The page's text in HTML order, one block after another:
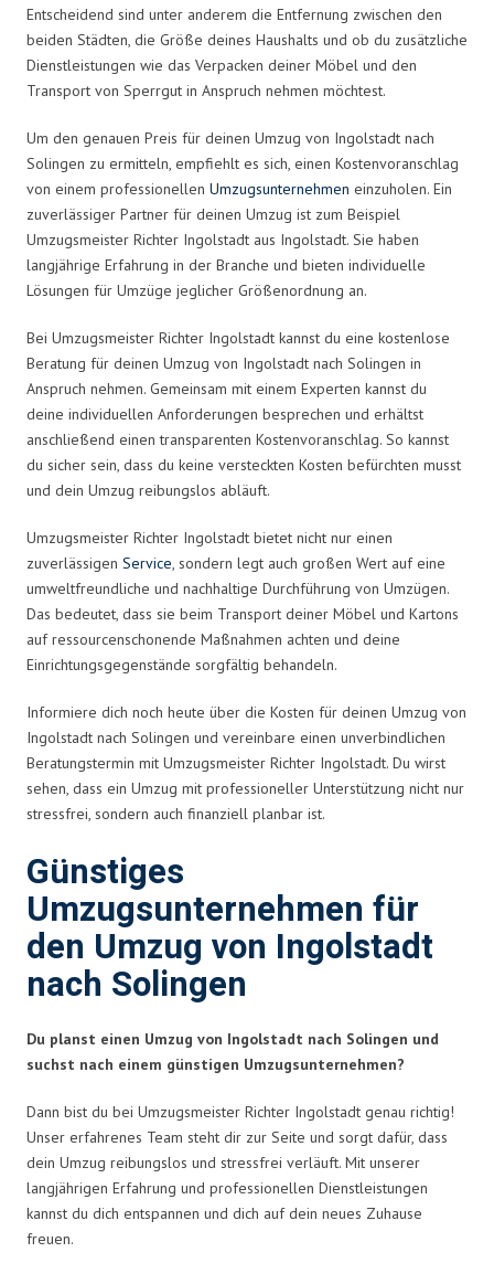
Entscheidend sind unter anderem die Entfernung zwischen den
beiden Städten, die Größe deines Haushalts und ob du zusätzliche
Dienstleistungen wie das Verpacken deiner Möbel und den
Transport von Sperrgut in Anspruch nehmen möchtest.
Um den genauen Preis für deinen Umzug von Ingolstadt nach
Solingen zu ermitteln, empfiehlt es sich, einen Kostenvoranschlag
von einem professionellen Umzugsunternehmen einzuholen. Ein
zuverlässiger Partner für deinen Umzug ist zum Beispiel
Umzugsmeister Richter Ingolstadt aus Ingolstadt. Sie haben
langjährige Erfahrung in der Branche und bieten individuelle
Lösungen für Umzüge jeglicher Größenordnung an.
Bei Umzugsmeister Richter Ingolstadt kannst du eine kostenlose
Beratung für deinen Umzug von Ingolstadt nach Solingen in
Anspruch nehmen. Gemeinsam mit einem Experten kannst du
deine individuellen Anforderungen besprechen und erhältst
anschließend einen transparenten Kostenvoranschlag. So kannst
du sicher sein, dass du keine versteckten Kosten befürchten musst
und dein Umzug reibungslos abläuft.
Umzugsmeister Richter Ingolstadt bietet nicht nur einen
zuverlässigen Service, sondern legt auch großen Wert auf eine
umweltfreundliche und nachhaltige Durchführung von Umzügen.
Das bedeutet, dass sie beim Transport deiner Möbel und Kartons
auf ressourcenschonende Maßnahmen achten und deine
Einrichtungsgegenstände sorgfältig behandeln.
Informiere dich noch heute über die Kosten für deinen Umzug von
Ingolstadt nach Solingen und vereinbare einen unverbindlichen
Beratungstermin mit Umzugsmeister Richter Ingolstadt. Du wirst
sehen, dass ein Umzug mit professioneller Unterstützung nicht nur
stressfrei, sondern auch finanziell planbar ist.
Günstiges
Umzugsunternehmen für
den Umzug von Ingolstadt
nach Solingen
Du planst einen Umzug von Ingolstadt nach Solingen und
suchst nach einem günstigen Umzugsunternehmen?
Dann bist du bei Umzugsmeister Richter Ingolstadt genau richtig!
Unser erfahrenes Team steht dir zur Seite und sorgt dafür, dass
dein Umzug reibungslos und stressfrei verläuft. Mit unserer
langjährigen Erfahrung und professionellen Dienstleistungen
kannst du dich entspannen und dich auf dein neues Zuhause
freuen.